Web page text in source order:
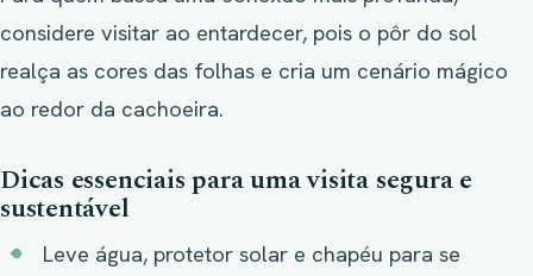
considere visitar ao entardecer, pois o pôr do sol
realça as cores das folhas e cria um cenário mágico
ao redor da cachoeira.
Dicas essenciais para uma visita segura e
sustentável
Leve água, protetor solar e chapéu para se